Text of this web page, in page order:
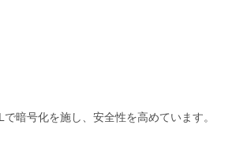
暗号化を施し、安全性を高めています。